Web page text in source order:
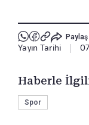
Paylaş
Yayın Tarihi
Haberle
Spor